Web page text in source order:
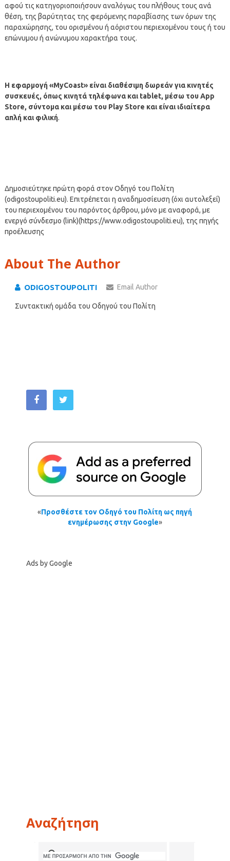
αφού τις κατηγοριοποιήσουν αναλόγως του πλήθους τους ανά
θέση, της βαρύτητας της φερόμενης παραβίασης των όρων της
παραχώρησης, του ορισμένου ή αόριστου περιεχομένου τους ή του
επώνυμου ή ανώνυμου χαρακτήρα τους.
Η εφαρμογή «MyCoast» είναι διαθέσιμη δωρεάν για κινητές
συσκευές, όπως κινητά τηλέφωνα και tablet, μέσω του App
Store, σύντομα και μέσω του Play Store και είναι ιδιαίτερα
απλή και φιλική.
Δημοσιεύτηκε πρώτη φορά στον Οδηγό του Πολίτη
(odigostoupoliti.eu). Επιτρέπεται η αναδημοσίευση (όχι αυτολεξεί)
του περιεχομένου του παρόντος άρθρου, μόνο με αναφορά, με
ενεργό σύνδεσμο (link)(https://www.odigostoupoliti.eu), της πηγής
προέλευσης
About The Author
ODIGOSTOUPOLITI Email Author
Συντακτική ομάδα του Οδηγού του Πολίτη
«Προσθέστε τον Οδηγό του Πολίτη ως πηγή
ενημέρωσης στην Google»
Ads by Google
Αναζήτηση